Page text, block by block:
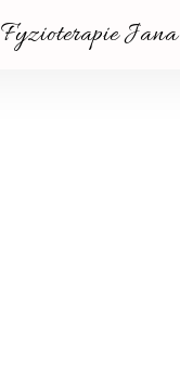
Fyzioterapie Jana